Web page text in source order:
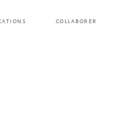
COLLABORER